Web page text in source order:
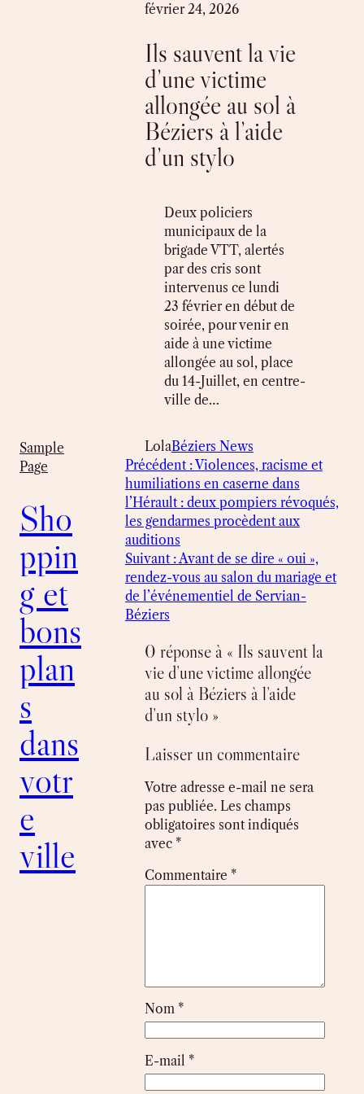
Sample
Page
Sho
ppin
g et
bons
plan
s
dans
votr
e
ville
février 24, 2026
Ils sauvent la vie
d’une victime
allongée au sol à
Béziers à l’aide
d’un stylo
Deux policiers
municipaux de la
brigade VTT, alertés
par des cris sont
intervenus ce lundi
23 février en début de
soirée, pour venir en
aide à une victime
allongée au sol, place
du 14-Juillet, en centre-
ville de…
LolaBéziers News
Précédent :Violences, racisme et
humiliations en caserne dans
l’Hérault : deux pompiers révoqués,
les gendarmes procèdent aux
auditions
Suivant : Avant de se dire « oui »,
rendez-vous au salon du mariage et
de l’événementiel de Servian-
Béziers
0 réponse à « Ils sauvent la
vie d’une victime allongée
au sol à Béziers à l’aide
d’un stylo »
Laisser un commentaire
Votre adresse e-mail ne sera
pas publiée. Les champs
obligatoires sont indiqués
avec *
Commentaire *
Nom *
E-mail *